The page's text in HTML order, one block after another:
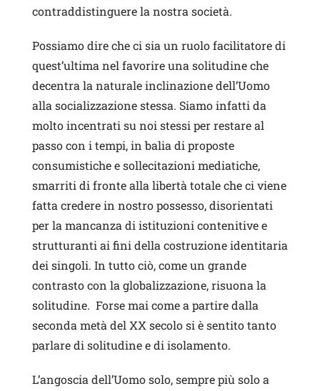
contraddistinguere la nostra società.
Possiamo dire che ci sia un ruolo facilitatore di
quest’ultima nel favorire una solitudine che
decentra la naturale inclinazione dell’Uomo
alla socializzazione stessa. Siamo infatti da
molto incentrati su noi stessi per restare al
passo con i tempi, in balia di proposte
consumistiche e sollecitazioni mediatiche,
smarriti di fronte alla libertà totale che ci viene
fatta credere in nostro possesso, disorientati
per la mancanza di istituzioni contenitive e
strutturanti ai fini della costruzione identitaria
dei singoli. In tutto ciò, come un grande
contrasto con la globalizzazione, risuona la
solitudine. Forse mai come a partire dalla
seconda metà del XX secolo si è sentito tanto
parlare di solitudine e di isolamento.
L’angoscia dell’Uomo solo, sempre più solo a